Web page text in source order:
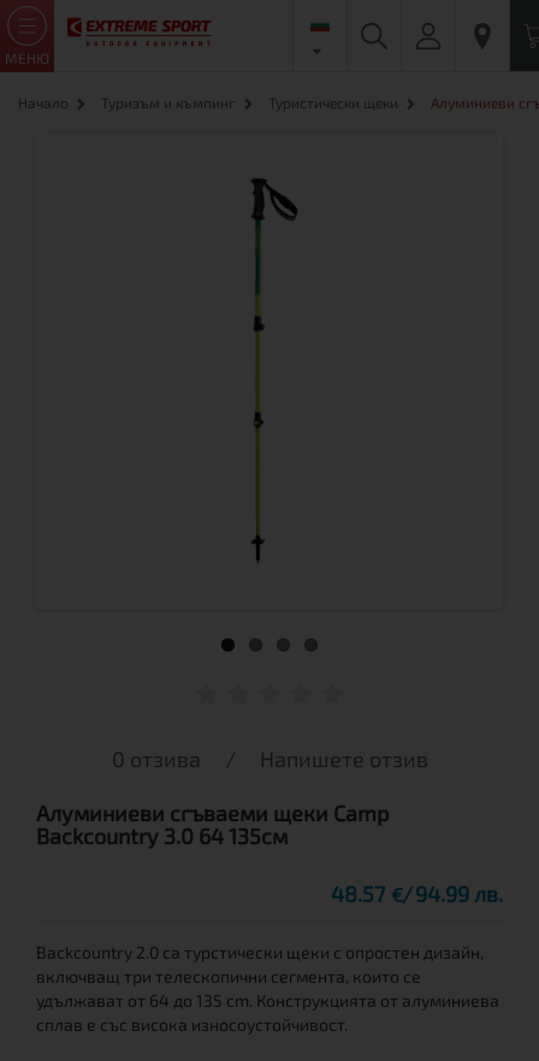
МЕНЮ
Начало Туризъм и къмпинг Туристически щеки Алуминиеви
0 отзива / Напишете отзив
Алуминиеви сгъваеми щеки Camp
Backcountry 3.0 64 135см
48.57 € 94.99 лв.
Backcountry 2.0 са турстически щеки с опростен дизайн,
включващ три телескопични сегмента, които се
удължават от 64 до 135 cm. Конструкцията от алуминиева
сплав е със висока износоустойчивост.